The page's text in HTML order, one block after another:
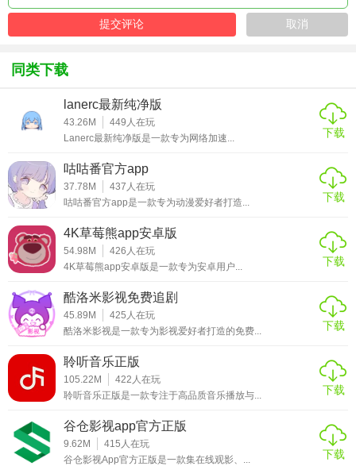
故事中，那么二次元有声小说app绝对是你的不二之选。它拥
有丰富的资源、高品质的音效和互动社区功能，能够为你带
有声小说之旅吧！
同类下载
lanerc最新纯净版
43.26M 449 人在玩
Lanerc最新纯净版是一款专为网络加速...
下载
咕咕番官方app
37.78M 437 人在玩
咕咕番官方app是一款专为动漫爱好者打造...
下载
4K草莓熊app安卓版
54.98M 426 人在玩
4K草莓熊app安卓版是一款专为安卓用户...
下载
酷洛米影视免费追剧
45.89M 425 人在玩
酷洛米影视是一款专为影视爱好者打造的免费...
下载
聆听音乐正版
105.22M 422 人在玩
聆听音乐正版是一款专注于高品质音乐播放与...
下载
谷仓影视app官方正版
9.62M 415 人在玩
谷仓影视App官方正版是一款集在线观影、...
下载